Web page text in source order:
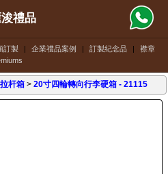
訂製 | 企業禮品案例 | 訂製紀念品 |
襟章
禮品
杆箱 >20寸四輪轉向行李硬箱 - 21115